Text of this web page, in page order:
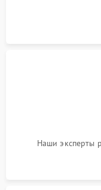
Наши эксперты